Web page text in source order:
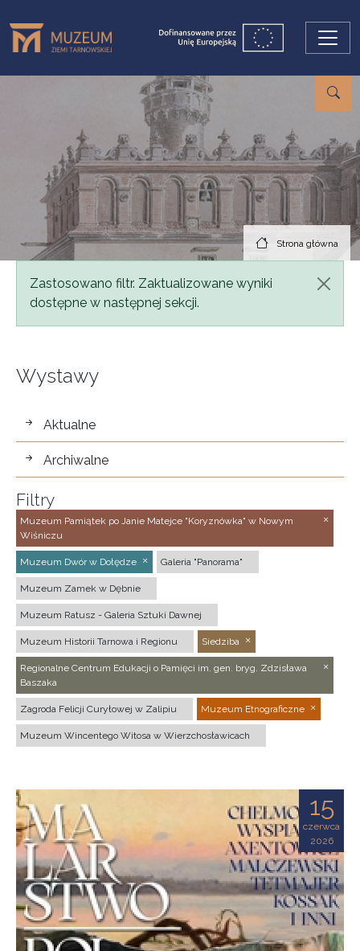
Strona główna
Komunikat
Zastosowano filtr. Zaktualizowane wyniki
dostępne w następnej sekcji.
Wystawy
wystawy
Aktualne
Archiwalne
Filtry
Muzeum Pamiątek po Janie Matejce "Koryznówka" w Nowym
Wiśniczu
Muzeum Dwór w Dołędze Galeria "Panorama"
Muzeum Zamek w Dębnie
Muzeum Ratusz - Galeria Sztuki Dawnej
Muzeum Historii Tarnowa i Regionu Siedziba
Regionalne Centrum Edukacji o Pamięci im. gen. bryg. Zdzisława
Baszaka
Zagroda Felicji Curyłowej w Zalipiu Muzeum Etnograficzne
Muzeum Wincentego Witosa w Wierzchosławicach
15
czerwca
2026